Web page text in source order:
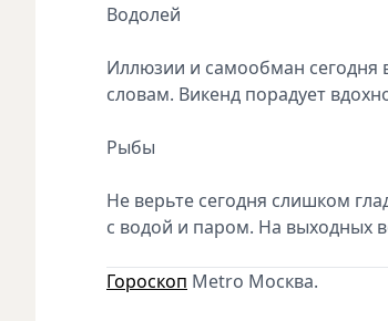
Водолей
Иллюзии и самообман сегодня
словам. Викенд порадует
Рыбы
Не верьте сегодня слишком
с водой и паром. На выходных
Гороскоп Metro Москва.